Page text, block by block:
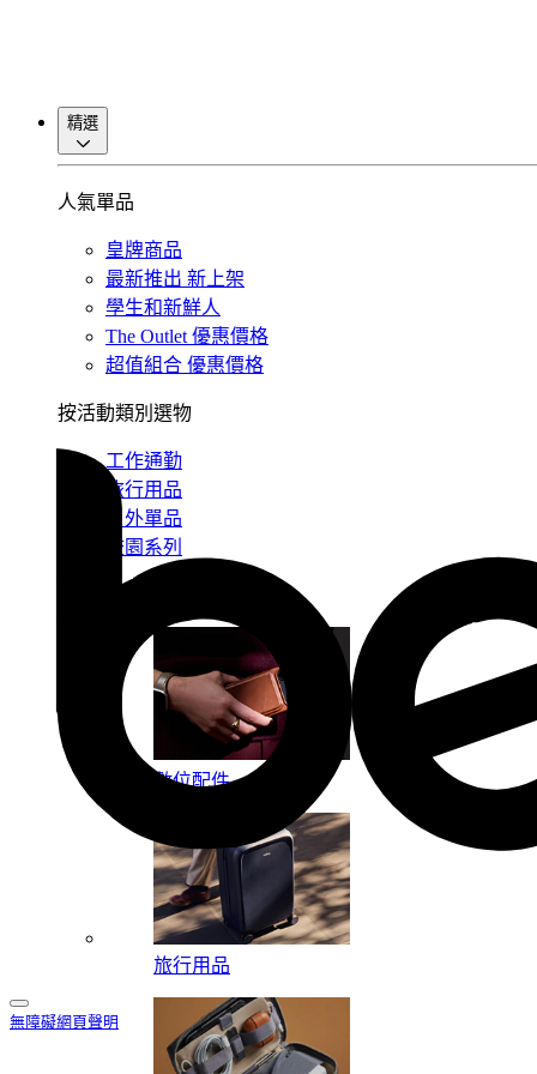
無障礙網頁聲明
精選
人氣單品
皇牌商品
最新推出 新上架
學生和新鮮人
The Outlet 優惠價格
超值組合 優惠價格
按活動類別選物
工作通勤
旅行用品
戶外單品
校園系列
數位配件
旅行用品